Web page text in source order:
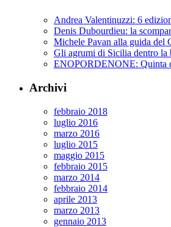
Andrea Valentinuzzi: 6
Denis Dubourdieu: la
Michele Pavan alla guida
Gli agrumi di Sicilia dentro la
ENOPORDENONE: Quinta
Archivi
febbraio 2018
luglio 2016
marzo 2016
luglio 2015
maggio 2015
febbraio 2015
marzo 2014
febbraio 2014
aprile 2013
marzo 2013
gennaio 2013